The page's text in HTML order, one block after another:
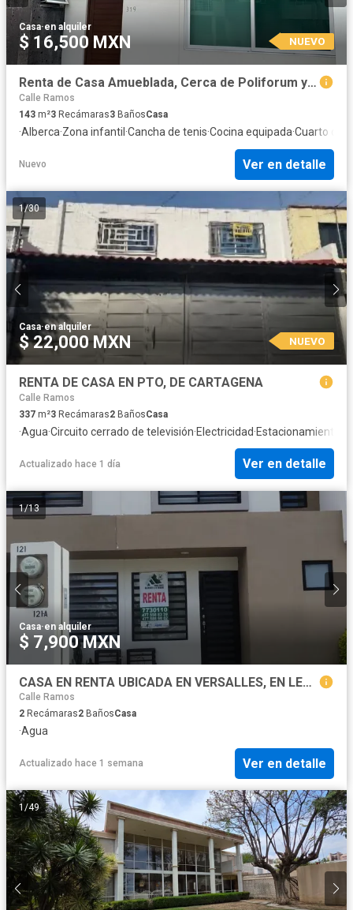
Casa·en alquiler
$ 16,500 MXN NUEVO
Renta de Casa Amueblada, Cerca de Poliforum y Mariano Escobedo en Fraccionamiento Privado con Alberca y Cancha de Tenis
Calle Ramos
143 m²3 Recámaras3 BañosCasa
·Alberca·Zona infantil ·Cancha de tenis·Cocina equipada·Cuarto de
Nuevo Ver en detalle
1/30
Casa·en alquiler
$ 22,000 MXN NUEVO
RENTA DE CASA EN PTO, DE CARTAGENA
Calle Ramos
337 m²3 Recámaras2 BañosCasa
·Agua·Circuito cerrado de televisión·Electricidad·Estacionamiento
Actualizado hace 1 día Ver en detalle
1/13
Casa·en alquiler
$ 7,900 MXN
CASA EN RENTA UBICADA EN VERSALLES, EN LEON, GUANAJUATO
Calle Ramos
2 Recámaras2 BañosCasa
·Agua
Actualizado hace 1 semana Ver en detalle
1 /49